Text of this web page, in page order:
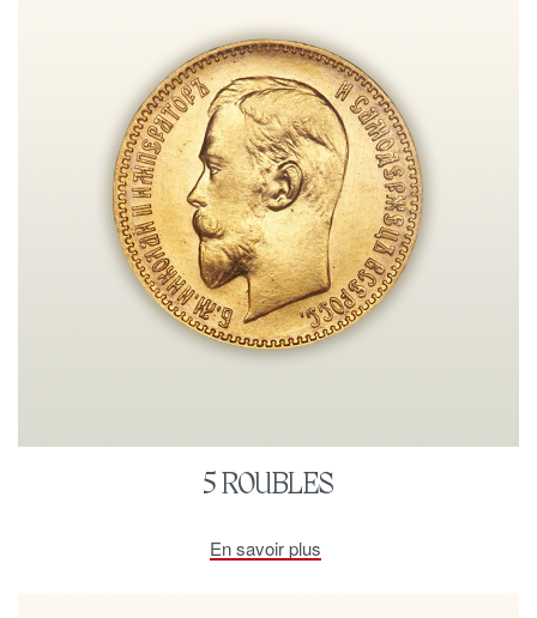
5 ROUBLES
En savoir plus